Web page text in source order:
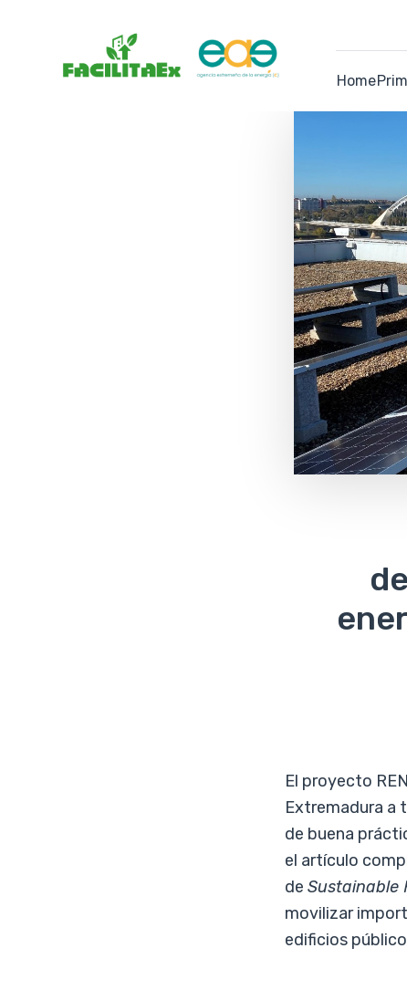
Home
El proyecto
Extremadura a
de buena
el artículo
de Sustainable
movilizar
edificios